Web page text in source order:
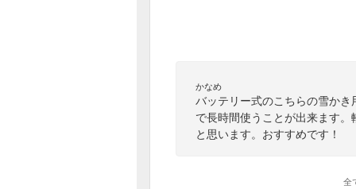
かなめ
バッテリー式のこちらの雪か
で長時間使うことが出来ます
と思います。おすすめです！
全